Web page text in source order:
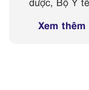
các nền
mạng xã
tỉnh, thành
liên quan,
trung kiểm
Xem thêm